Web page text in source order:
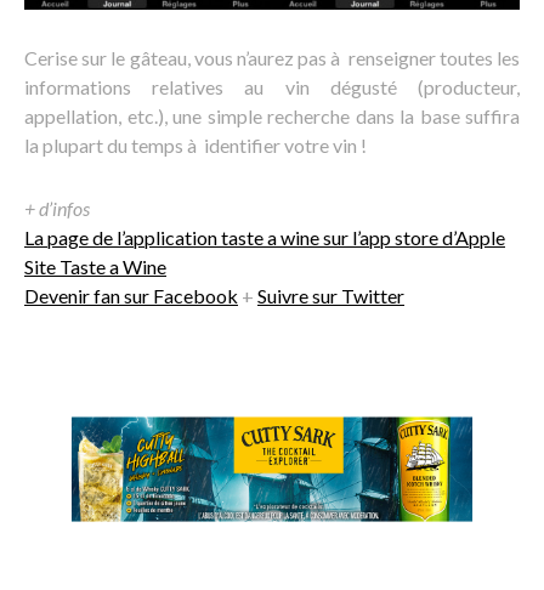
Cerise sur le gâteau, vous n’aurez pas à renseigner toutes les
informations relatives au vin dégusté (producteur,
appellation, etc.), une simple recherche dans la base suffira
la plupart du temps à identifier votre vin !
+ d’infos
La page de l’application taste a wine sur l’app store d’Apple
Site Taste a Wine
Devenir fan sur Facebook + Suivre sur Twitter